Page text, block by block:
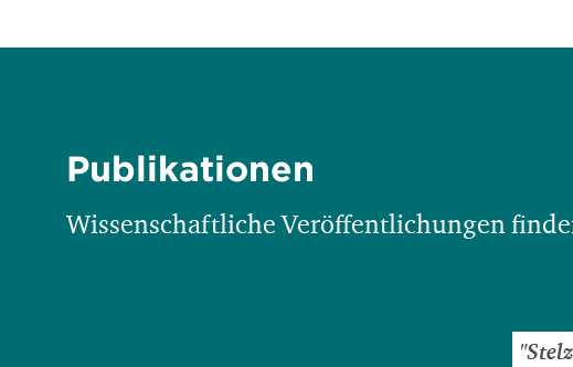
Publikationen
Wissenschaftliche Veröffentlichungen